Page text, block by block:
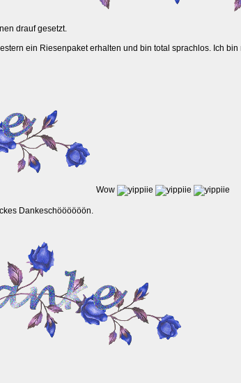
drauf gesetzt.
ein Riesenpaket erhalten und bin total sprachlos. Ich
Wow
Dankeschöööööön.